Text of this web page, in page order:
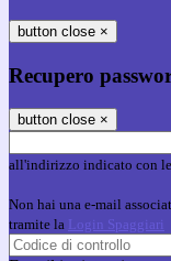
button close ×
Recupero
button close ×
all'indirizzo indicato con
Non hai una e-mail
tramite la Login Spaggiari